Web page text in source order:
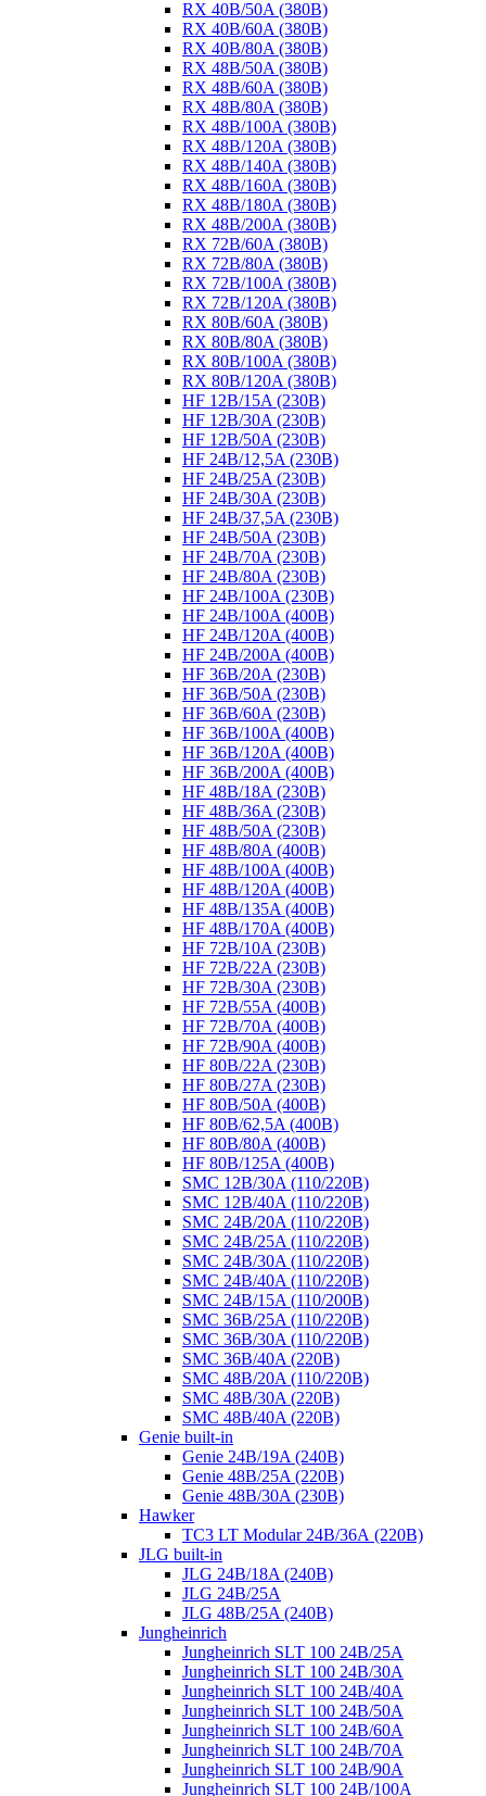
RX 40B/50A (380B)
RX 40B/60A (380B)
RX 40B/80A (380B)
RX 48B/50A (380B)
RX 48B/60A (380B)
RX 48B/80A (380B)
RX 48B/100A (380B)
RX 48B/120A (380B)
RX 48B/140A (380B)
RX 48B/160A (380B)
RX 48B/180A (380B)
RX 48B/200A (380B)
RX 72B/60A (380B)
RX 72B/80A (380B)
RX 72B/100A (380B)
RX 72B/120A (380B)
RX 80B/60A (380B)
RX 80B/80A (380B)
RX 80B/100A (380B)
RX 80B/120A (380B)
HF 12B/15A (230B)
HF 12B/30A (230B)
HF 12B/50A (230B)
HF 24B/12,5A (230B)
HF 24B/25A (230B)
HF 24B/30A (230B)
HF 24B/37,5A (230B)
HF 24B/50A (230B)
HF 24B/70A (230B)
HF 24B/80A (230B)
HF 24B/100A (230B)
HF 24B/100A (400B)
HF 24B/120A (400B)
HF 24B/200A (400B)
HF 36B/20A (230B)
HF 36B/50A (230B)
HF 36B/60A (230B)
HF 36B/100A (400B)
HF 36B/120A (400B)
HF 36B/200A (400B)
HF 48B/18A (230B)
HF 48B/36A (230B)
HF 48B/50A (230B)
HF 48B/80A (400B)
HF 48B/100A (400B)
HF 48B/120A (400B)
HF 48B/135A (400B)
HF 48B/170A (400B)
HF 72B/10A (230B)
HF 72B/22A (230B)
HF 72B/30A (230B)
HF 72B/55A (400B)
HF 72B/70A (400B)
HF 72B/90A (400B)
HF 80B/22A (230B)
HF 80B/27A (230B)
HF 80B/50A (400B)
HF 80B/62,5A (400B)
HF 80B/80A (400B)
HF 80B/125A (400B)
SMC 12B/30A (110/220B)
SMC 12B/40A (110/220B)
SMC 24B/20A (110/220B)
SMC 24B/25A (110/220B)
SMC 24B/30A (110/220B)
SMC 24B/40A (110/220B)
SMC 24B/15A (110/200B)
SMC 36B/25A (110/220B)
SMC 36B/30A (110/220B)
SMC 36B/40A (220B)
SMC 48B/20A (110/220B)
SMC 48B/30A (220B)
SMC 48B/40A (220B)
Genie built-in
Genie 24B/19A (240B)
Genie 48B/25A (220B)
Genie 48B/30A (230B)
Hawker
TC3 LT Modular 24В/36А (220B)
JLG built-in
JLG 24B/18A (240B)
JLG 24B/25A
JLG 48B/25A (240B)
Jungheinrich
Jungheinrich SLT 100 24B/25A
Jungheinrich SLT 100 24B/30A
Jungheinrich SLT 100 24B/40A
Jungheinrich SLT 100 24B/50A
Jungheinrich SLT 100 24B/60A
Jungheinrich SLT 100 24B/70A
Jungheinrich SLT 100 24B/90A
Jungheinrich SLT 100 24B/100A